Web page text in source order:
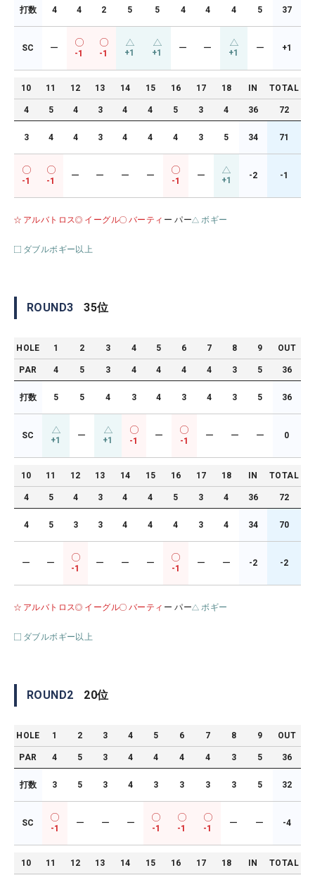
打数 4 4 2 5 5 4 4 4 5 37
SC ー
-1 -1 +1 +1 ー ー +1 ー +1
10 11 12 13 14 15 16 17 18 IN TOTAL
4 5 4 3 4 4 5 3 4 36 72
3 4 4 3 4 4 4 3 5 34 71
-1 -1
ー ー ー ー
-1
ー +1 -2 -1
アルバトロス イーグル バーティ ー パー ボギー
ダブルボギー以上
ROUND3 35位
HOLE 1 2 3 4 5 6 7 8 9 OUT
PAR 4 5 3 4 4 4 4 3 5 36
打数 5 5 4 3 4 3 4 3 5 36
SC +1 ー +1 -1
ー
-1
ー ー ー 0
10 11 12 13 14 15 16 17 18 IN TOTAL
4 5 4 3 4 4 5 3 4 36 72
4 5 3 3 4 4 4 3 4 34 70
ー ー
-1
ー ー ー
-1
ー ー -2 -2
アルバトロス イーグル バーティ ー パー ボギー
ダブルボギー以上
ROUND2 20位
HOLE 1 2 3 4 5 6 7 8 9 OUT
PAR 4 5 3 4 4 4 4 3 5 36
打数 3 5 3 4 3 3 3 3 5 32
SC
-1
ー ー ー
-1 -1 -1
ー ー -4
10 11 12 13 14 15 16 17 18 IN TOTAL